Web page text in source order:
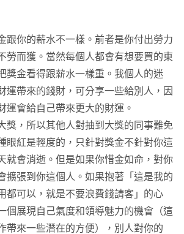
跟你的薪水不一樣。前者是你付出勞力
勞而獲。當然每個人都會有想要買的東
獎金看得跟薪水一樣重。我個人的迷
運帶來的錢財，可分享一些給別人，因
運會給自己帶來更大的財運。
獎，所以其他人對抽到大獎的同事難免
眼紅是輕度的，只針對獎金不針對你這
就會消逝。但是如果你惜金如命，對你
擴張到你這個人。如果抱著「這是我的
都可以，就是不要浪費錢請客」的心
個展現自己氣度和領導魅力的機會（這
帶來一些潛在的方便），別人對你的